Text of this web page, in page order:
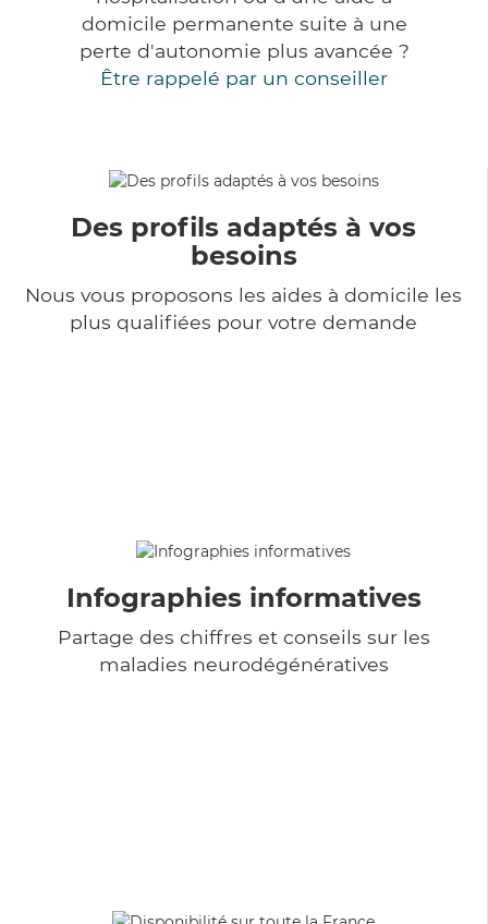
domicile permanente suite à une
perte d'autonomie plus avancée ?
Être rappelé par un conseiller
Des profils adaptés à vos
besoins
Nous vous proposons les aides à domicile les
plus qualifiées pour votre demande
Infographies informatives
Partage des chiffres et conseils sur les
maladies neurodégénératives